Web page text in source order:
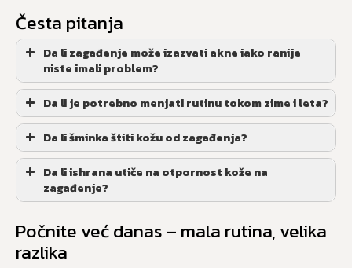
Česta pitanja
Da li zagađenje može izazvati akne iako ranije
niste imali problem?
Da li je potrebno menjati rutinu tokom zime i leta?
Da li šminka štiti kožu od zagađenja?
Da li ishrana utiče na otpornost kože na
zagađenje?
Počnite već danas – mala rutina, velika
razlika